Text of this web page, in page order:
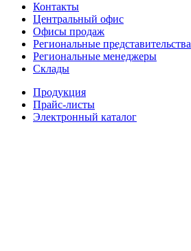
Контакты
Центральный офис
Офисы продаж
Региональные представительства
Региональные менеджеры
Склады
Продукция
Прайс-листы
Электронный каталог